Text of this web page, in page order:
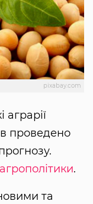
pixabay.com
аграрії
проведено
.
та